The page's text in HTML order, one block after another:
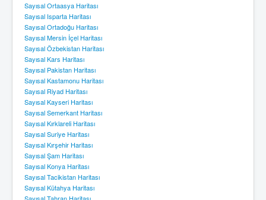
Sayısal Ortaasya Haritası
Sayısal Isparta Haritası
Sayısal Ortadoğu Haritası
Sayısal Mersin İçel Haritası
Sayısal Özbekistan Haritası
Sayısal Kars Haritası
Sayısal Pakistan Haritası
Sayısal Kastamonu Haritası
Sayısal Riyad Haritası
Sayısal Kayseri Haritası
Sayısal Semerkant Haritası
Sayısal Kırklareli Haritası
Sayısal Suriye Haritası
Sayısal Kırşehir Haritası
Sayısal Şam Haritası
Sayısal Konya Haritası
Sayısal Tacikistan Haritası
Sayısal Kütahya Haritası
Sayısal Tahran Haritası